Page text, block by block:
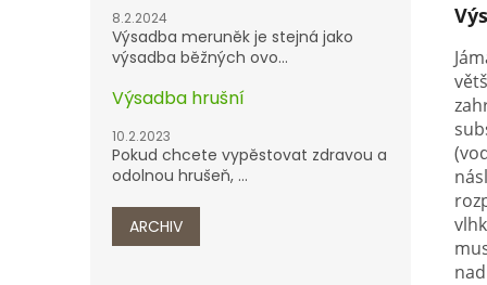
8.2.2024
Výsadba meruněk je stejná jako
výsadba běžných ovo...
Výsadba hrušní
10.2.2023
Pokud chcete vypěstovat zdravou a
odolnou hrušeň, ...
ARCHIV